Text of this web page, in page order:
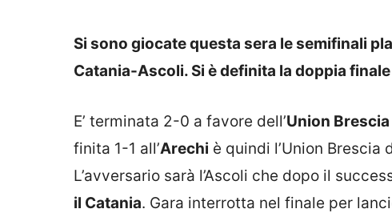
Si sono giocate questa sera le semifinali
Catania-Ascoli. Si è definita la doppia
E’ terminata 2-0 a favore dell’Union Brescia
finita 1-1 all’Arechi è quindi l’Union Brescia
L’avversario sarà l’Ascoli che dopo il
il Catania. Gara interrotta nel finale per